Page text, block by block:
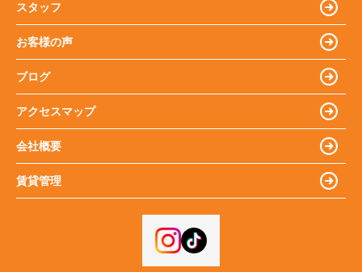
スタッフ
お客様の声
ブログ
アクセスマップ
会社概要
賃貸管理